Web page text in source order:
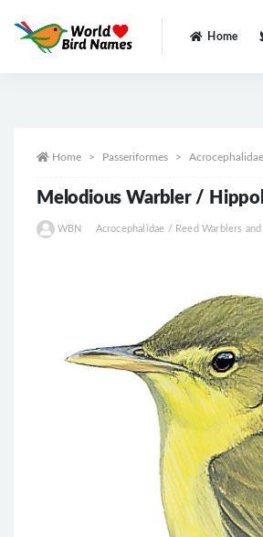
Home
Home Passeriformes
Melodious Warbler /
WBN Acrocephalidae / Reed Warblers